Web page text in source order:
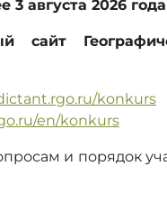
3 августа 2026 года
сайт
konkurs
en/konkurs
и порядок